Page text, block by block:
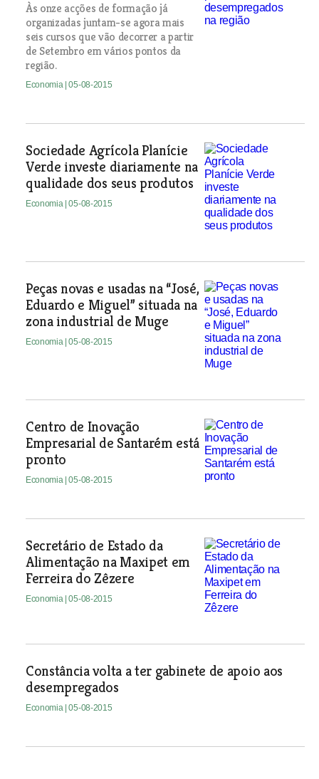
Às onze acções de formação já
organizadas juntam-se agora mais
seis cursos que vão decorrer a partir
de Setembro em vários pontos da
região.
Economia | 05-08-2015
Sociedade Agrícola Planície
Verde investe diariamente na
qualidade dos seus produtos
Economia | 05-08-2015
Peças novas e usadas na “José,
Eduardo e Miguel” situada na
zona industrial de Muge
Economia | 05-08-2015
Centro de Inovação
Empresarial de Santarém está
pronto
Economia | 05-08-2015
Secretário de Estado da
Alimentação na Maxipet em
Ferreira do Zêzere
Economia | 05-08-2015
Constância volta a ter gabinete de apoio aos
desempregados
Economia | 05-08-2015